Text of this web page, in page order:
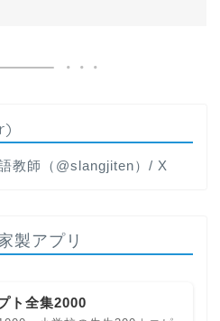
教師（@slangjiten）/ X
製アプリ
ト全集2000